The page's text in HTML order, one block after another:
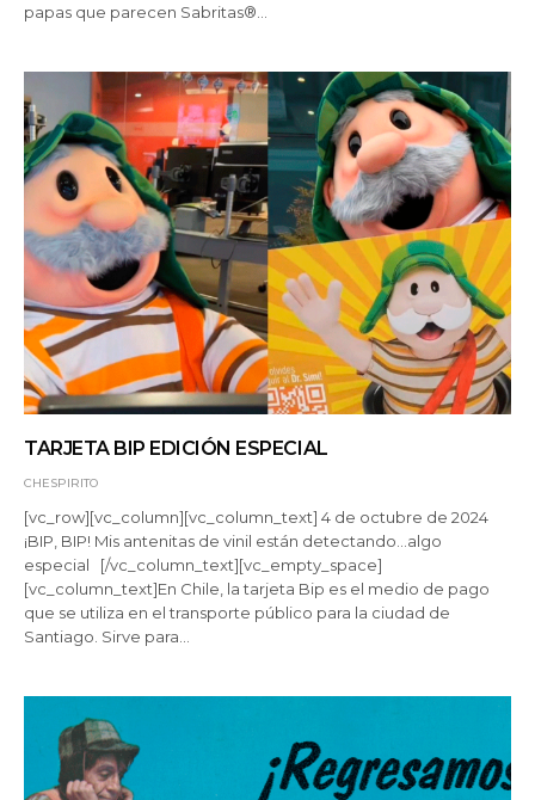
papas que parecen Sabritas®…
TARJETA BIP EDICIÓN ESPECIAL
CHESPIRITO
[vc_row][vc_column][vc_column_text] 4 de octubre de 2024
¡BIP, BIP! Mis antenitas de vinil están detectando…algo
especial [/vc_column_text][vc_empty_space]
[vc_column_text]En Chile, la tarjeta Bip es el medio de pago
que se utiliza en el transporte público para la ciudad de
Santiago. Sirve para…